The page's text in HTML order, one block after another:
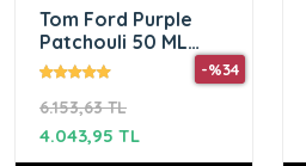
Tom Ford Purple
Patchouli 50 ML
Unisex
6.153,63 TL
-%34
4.043,95 TL